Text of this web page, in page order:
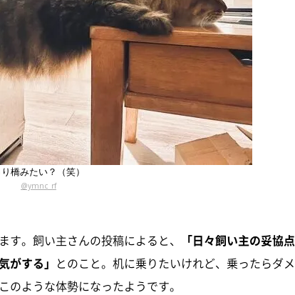
橋みたい？（笑）
@ymnc_rf
。飼い主さんの投稿によると、
「日々飼い主の妥協点
がする」 とのこと。机に乗りたいけれど、乗ったらダメ
ような体勢になったようです。